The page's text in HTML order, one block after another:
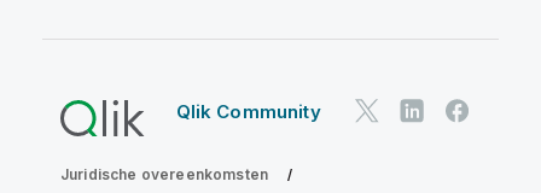
Qlik Community
Juridische overeenkomsten